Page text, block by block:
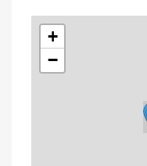
+
−